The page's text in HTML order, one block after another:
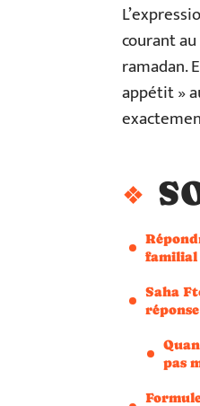
courant
ramadan.
appétit »
familial
Saha
pas